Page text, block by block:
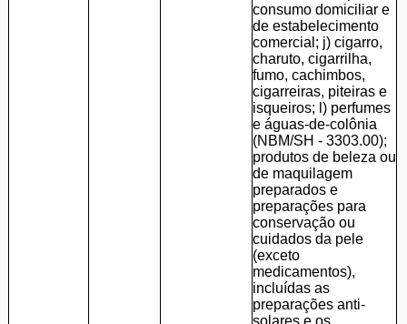
consumo domiciliar e
de estabelecimento
comercial; j) cigarro,
charuto, cigarrilha,
fumo, cachimbos,
cigarreiras, piteiras e
isqueiros; l) perfumes
e águas-de-colônia
(NBM/SH - 3303.00);
produtos de beleza ou
de maquilagem
preparados e
preparações para
conservação ou
cuidados da pele
(exceto
medicamentos),
incluídas as
preparações anti-
solares e os